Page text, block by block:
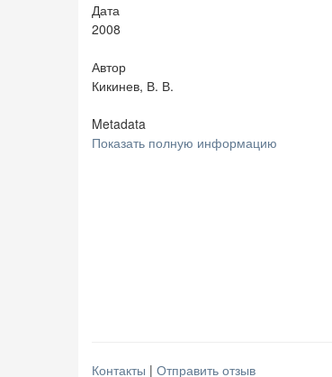
Дата
2008
Автор
Кикинев, В. В.
Metadata
Показать полную информацию
Контакты | Отправить отзыв